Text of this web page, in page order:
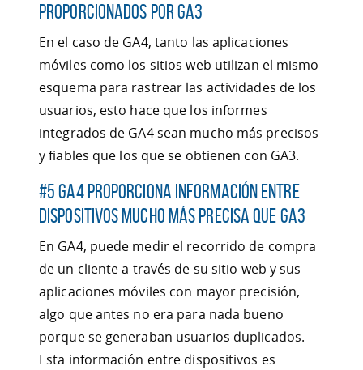
proporcionados por GA3
En el caso de GA4, tanto las aplicaciones
móviles como los sitios web utilizan el mismo
esquema para rastrear las actividades de los
usuarios, esto hace que los informes
integrados de GA4 sean mucho más precisos
y fiables que los que se obtienen con GA3.
#5 GA4 proporciona información entre
dispositivos mucho más precisa que GA3
En GA4, puede medir el recorrido de compra
de un cliente a través de su sitio web y sus
aplicaciones móviles con mayor precisión,
algo que antes no era para nada bueno
porque se generaban usuarios duplicados.
Esta información entre dispositivos es